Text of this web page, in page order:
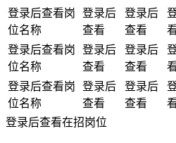
登录后查看岗
位名称
登录后
查看
登录后
查看
登录后查看岗
位名称
登录后
查看
登录后
查看
登录后查看岗
位名称
登录后
查看
登录后
查看
登录后查看在招岗位